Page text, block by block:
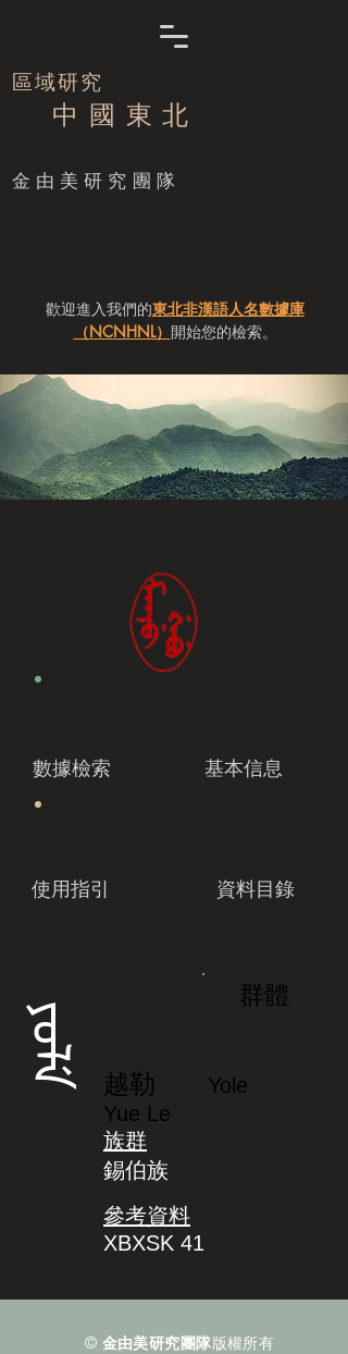
區域研究
中 國 東 北
​金由美研究團隊
歡迎進入我們的東北非漢語人名數據庫
（NCNHNL） 開始您的檢索。
數據檢索 基本信息
使用指引 資料目錄
ᠶᠣᠯᡝ
群體
越勒
Yole
Yue Le
族群
錫伯族
參考資料
XBXSK 41
© 金由美研究團隊版權所有